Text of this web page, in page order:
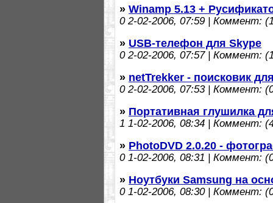
» Winamp 5.13 +
02-02-2006, 07:59 | Коммент:
» USB-телефон для Skype
02-02-2006, 07:57 | Коммент:
» netTrekker - поисковик
02-02-2006, 07:53 | Коммент:
» Портативная глушилка
1 1-02-2006, 08:34 | Коммент:
» PhotoDVD 2.0.20 -
01-02-2006, 08:31 | Коммент:
» Ноутбуки Samsung на
01-02-2006, 08:30 | Коммент: